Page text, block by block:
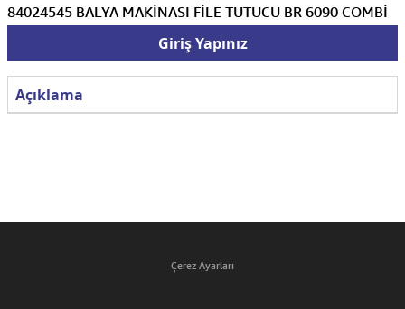
84024545 BALYA MAKİNASI FİLE TUTUCU BR 6090 COMBİ
Giriş Yapınız
Açıklama
Çerez Ayarları